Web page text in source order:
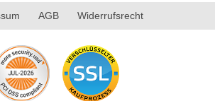
AGB Widerrufsrecht